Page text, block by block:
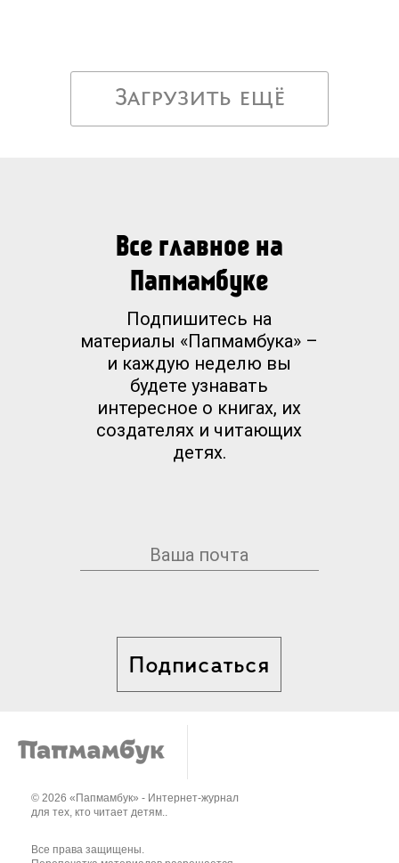
Загрузить ещё
Все главное на
Папмамбуке
Подпишитесь на
материалы «Папмамбука» –
и каждую неделю вы
будете узнавать
интересное о книгах, их
создателях и читающих
детях.
Подписаться
© 2026 «Папмамбук» - Интернет-журнал
для тех, кто читает детям..
Все права защищены.